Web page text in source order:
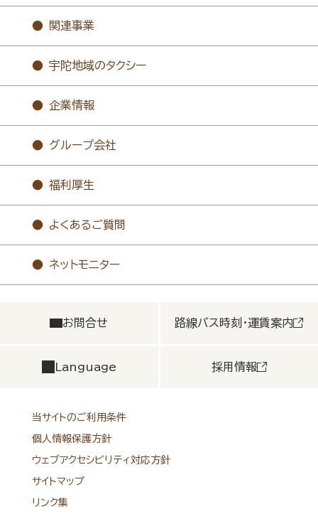
関連事業
宇陀地域のタクシー
企業情報
グループ会社
福利厚生
よくあるご質問
ネットモニター
お問合せ 路線バス時刻・運賃案内
Language 採用情報
当サイトのご利用条件
個人情報保護方針
ウェブアクセシビリティ対応方針
サイトマップ
リンク集